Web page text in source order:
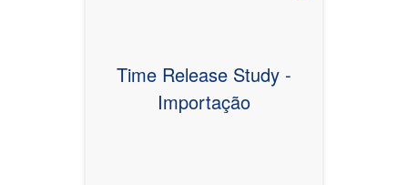
Time Release Study -
Importação